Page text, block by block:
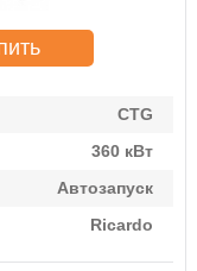
CTG
360 кВт
Автозапуск
Ricardo